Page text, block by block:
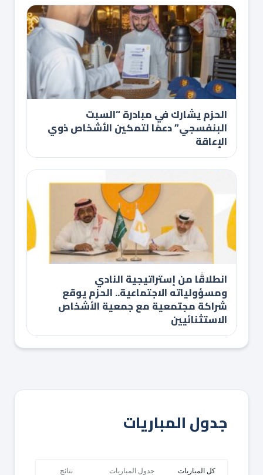
الحزم يشارك في مبادرة “السبت
البنفسجي” دعمًا لتمكين الأشخاص ذوي
الإعاقة
انطلاقًا من إستراتيجية النادي
ومسؤولياته الاجتماعية.. الحزم يوقع
شراكة مجتمعية مع جمعية الأشخاص
الاستثنائيين
جدول المباريات
كل المباريات جدول المباريات نتائج